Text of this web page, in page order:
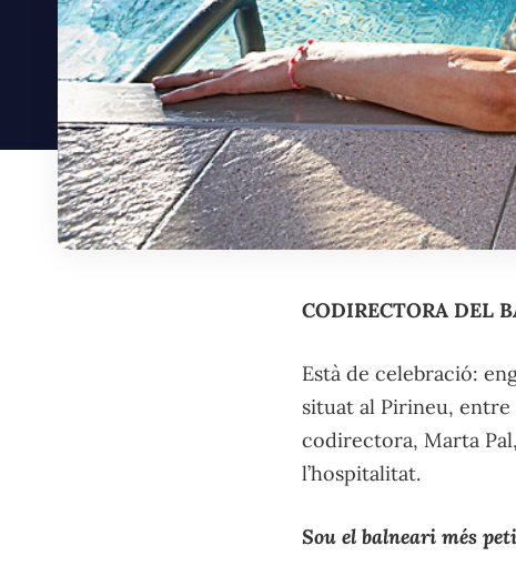
CODIRECTORA DEL
Està de celebració:
situat al Pirineu, entre
codirectora, Marta
l’hospitalitat.
Sou el balneari més